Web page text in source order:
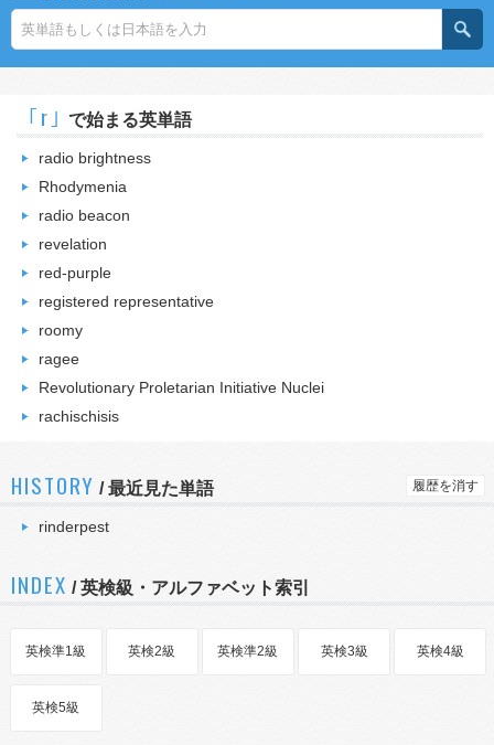
｢r｣ で始まる英単語
radio brightness
Rhodymenia
radio beacon
revelation
red-purple
registered representative
roomy
ragee
Revolutionary Proletarian Initiative Nuclei
rachischisis
HISTORY /最近見た単語 履歴を消す
rinderpest
INDEX / 英検級・アルファベット索引
英検準1級 英検2級 英検準2級 英検3級 英検4級
英検5級